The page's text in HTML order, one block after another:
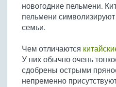
Бобовые
Яйца
новогодние пельмени.
пельмени
семьи.
Чем отличаются
У них обычно очень
сдобрены острыми
непременно